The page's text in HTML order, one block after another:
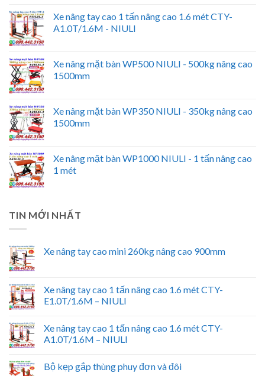
Xe nâng tay cao 1 tấn nâng cao 1.6 mét CTY-
A1.0T/1.6M - NIULI
Xe nâng mặt bàn WP500 NIULI - 500kg nâng cao
1500mm
Xe nâng mặt bàn WP350 NIULI - 350kg nâng cao
1500mm
Xe nâng mặt bàn WP1000 NIULI - 1 tấn nâng cao
1 mét
TIN MỚI NHẤT
Xe nâng tay cao mini 260kg nâng cao 900mm
Xe nâng tay cao 1 tấn nâng cao 1.6 mét CTY-
E1.0T/1.6M – NIULI
Xe nâng tay cao 1 tấn nâng cao 1.6 mét CTY-
A1.0T/1.6M – NIULI
Bộ kẹp gắp thùng phuy đơn và đôi